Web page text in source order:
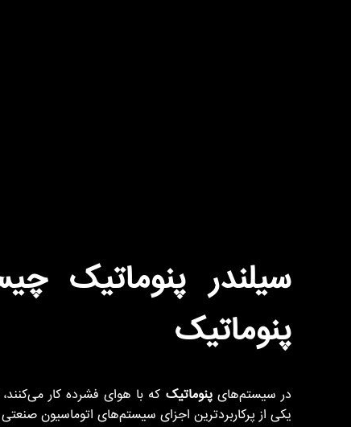
سیلندر پنوماتیک
پنوماتیک
در سیستم‌هایپنوماتیک که با هوای فشرده کار
یکی از پرکاربردترین اجزای سیستم‌های اتوماسیون